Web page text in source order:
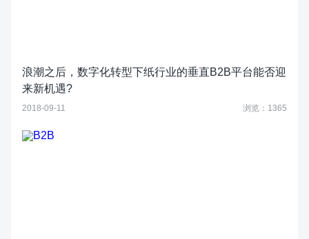
浪潮之后，数字化转型下纸行业的垂直B2B平台能否迎
来新机遇?
2018-09-11 浏览：1365